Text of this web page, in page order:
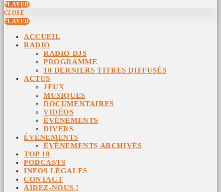
PLAYER
CLOSE
PLAYER
ACCUEIL
RADIO
RADIO DJS
PROGRAMME
10 DERNIERS TITRES DIFFUSÉS
ACTUS
JEUX
MUSIQUES
DOCUMENTAIRES
VIDÉOS
ÉVÉNEMENTS
DIVERS
ÉVÉNEMENTS
ÉVÉNEMENTS ARCHIVÉS
TOP 10
PODCASTS
INFOS LÉGALES
CONTACT
AIDEZ-NOUS !